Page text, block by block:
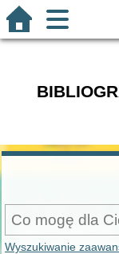
Wyszukiwanie